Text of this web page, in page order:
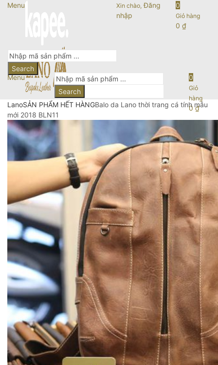
Menu Xin chào, Đăng
nhập
0
Giỏ hàng
0 ₫
Search
Menu
Search
0
Giỏ
hàng
0₫
LanoSẢN PHẨM HẾT HÀNGBalo da Lano thời trang cá tính mẫu
mới 2018 BLN11